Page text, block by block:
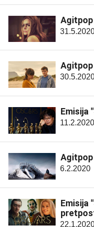
Agitpop
Agitpop
Emisija
11.2.2020
Agitpop
6.2.2020
Emisija